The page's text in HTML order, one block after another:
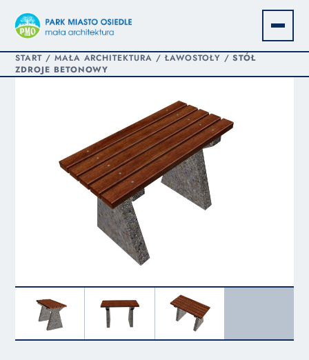
START/ MAŁA ARCHITEKTURA / ŁAWOSTOŁY /STÓŁ
ZDROJE BETONOWY